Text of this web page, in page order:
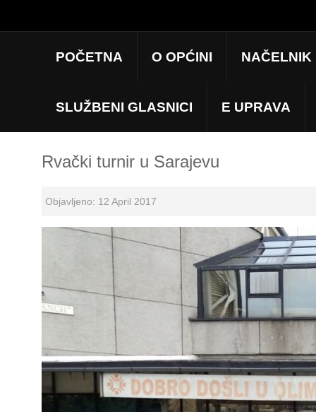
POČETNA O OPĆINI NAČELNIK
SLUŽBENI GLASNICI E UPRAVA
Rvački turnir u Sarajevu
Objavljeno: 12 April 2017